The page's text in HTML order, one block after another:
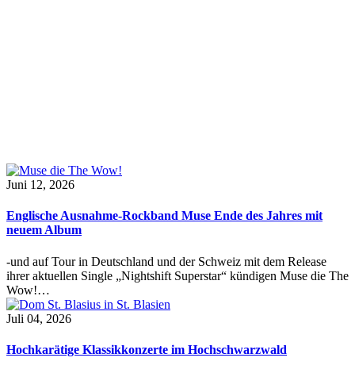
Juni 12, 2026
Englische Ausnahme-Rockband Muse Ende des Jahres mit
neuem Album
-und auf Tour in Deutschland und der Schweiz mit dem Release
ihrer aktuellen Single „Nightshift Superstar“ kündigen Muse die The
Wow!…
Juli 04, 2026
Hochkarätige Klassikkonzerte im Hochschwarzwald